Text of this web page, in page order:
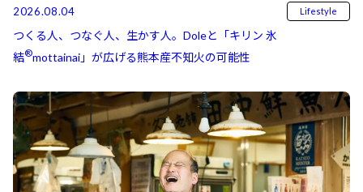
2026.08.04 Lifestyle
つくる人、つなぐ人、生かす人。Doleと「キリン 氷
結⁠⁠®mottainai」が広げる熊本産不知火の可能性